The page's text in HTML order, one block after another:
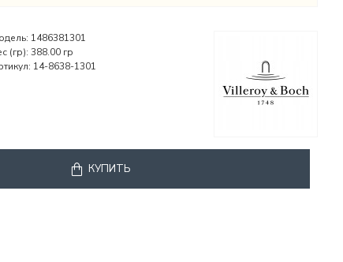
1486381301
(гр): 388.00 гр
14-8638-1301
КУПИТЬ